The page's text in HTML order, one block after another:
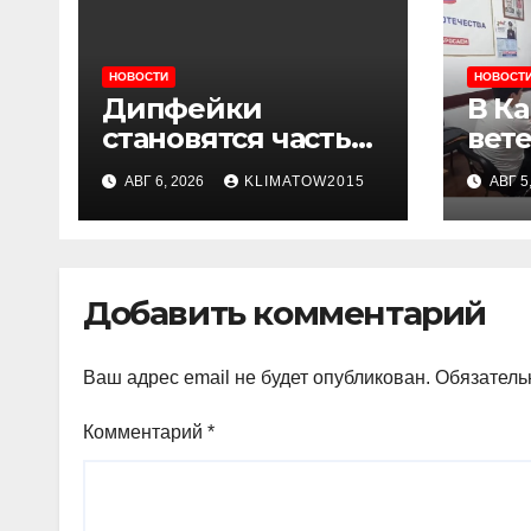
НОВОСТИ
Дипфейки
становятся частью
повседневной
жизни: почему
жителям
внимательнее
АВГ 6, 2026 KLIMATOW2015
В
АВГ
Добавить комментарий
Ваш адрес email не будет опубликован.
Комментарий *